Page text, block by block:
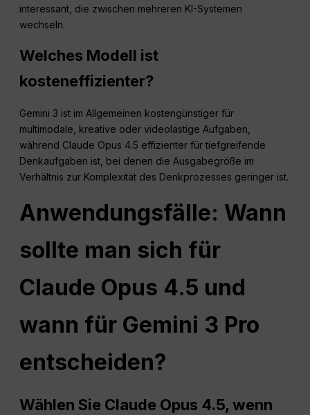
interessant, die zwischen mehreren KI-Systemen
wechseln.
Welches Modell ist
kosteneffizienter?
Gemini 3 ist im Allgemeinen kostengünstiger für
multimodale, kreative oder videolastige Aufgaben,
während Claude Opus 4.5 effizienter für tiefgreifende
Denkaufgaben ist, bei denen die Ausgabegröße im
Verhältnis zur Komplexität des Denkprozesses geringer ist.
Anwendungsfälle: Wann
sollte man sich für
Claude Opus 4.5 und
wann für Gemini 3 Pro
entscheiden?
Wählen Sie Claude Opus 4.5, wenn